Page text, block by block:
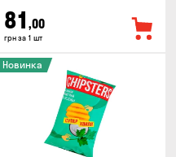
81 ,00
грн за 1 шт
Новинка